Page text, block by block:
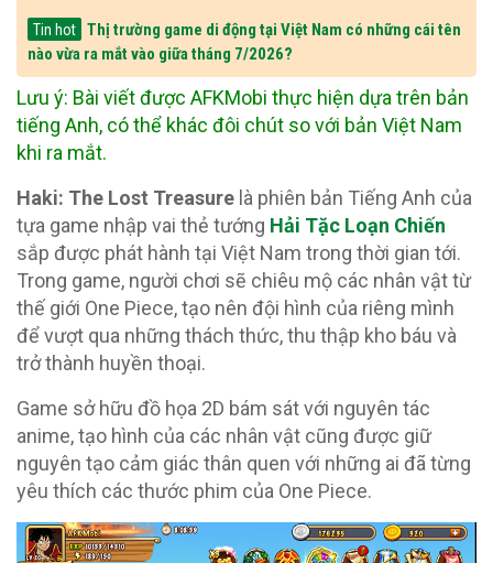
Tin hot
Thị trường game di động tại Việt Nam có những cái tên
nào vừa ra mắt vào giữa tháng 7/2026?
Lưu ý: Bài viết được AFKMobi thực hiện dựa trên bản
tiếng Anh, có thể khác đôi chút so với bản Việt Nam
khi ra mắt.
Haki: The Lost Treasure là phiên bản Tiếng Anh của
tựa game nhập vai thẻ tướng Hải Tặc Loạn Chiến
sắp được phát hành tại Việt Nam trong thời gian tới.
Trong game, người chơi sẽ chiêu mộ các nhân vật từ
thế giới One Piece, tạo nên đội hình của riêng mình
để vượt qua những thách thức, thu thập kho báu và
trở thành huyền thoại.
Game sở hữu đồ họa 2D bám sát với nguyên tác
anime, tạo hình của các nhân vật cũng được giữ
nguyên tạo cảm giác thân quen với những ai đã từng
yêu thích các thước phim của One Piece.